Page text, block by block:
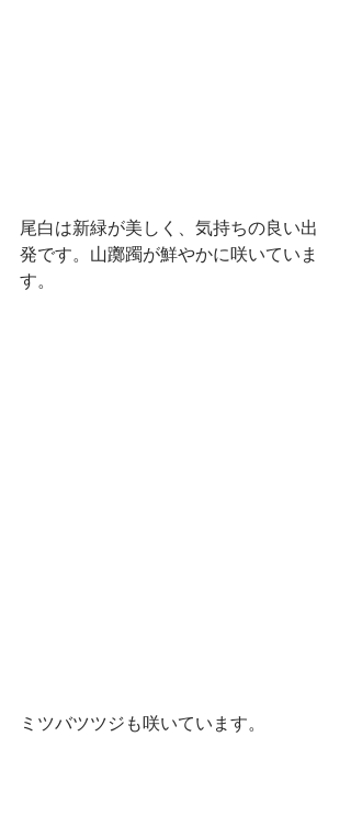
尾白は新緑が美しく、気持ちの良い出
発です。山躑躅が鮮やかに咲いていま
す。
ミツバツツジも咲いています。